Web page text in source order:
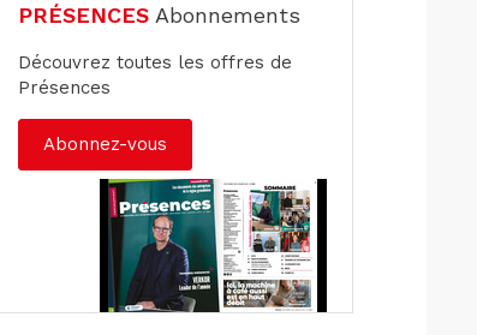
PRÉSENCES Abonnements
Découvrez toutes les offres de
Présences
Abonnez-vous